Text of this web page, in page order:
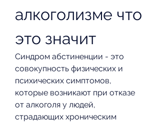
алкоголизме что
это значит
Синдром абстиненции - это
совокупность физических и
психических симптомов,
которые возникают при отказе
от алкоголя у людей,
страдающих хроническим